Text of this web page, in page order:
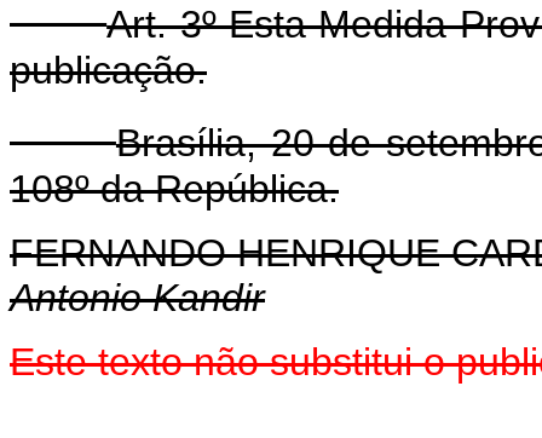
Art. 3º Esta Medida
publicação.
Brasília, 20 de
108º da República.
FERNANDO HENRIQUE
Antonio Kandir
Este texto não substitui o